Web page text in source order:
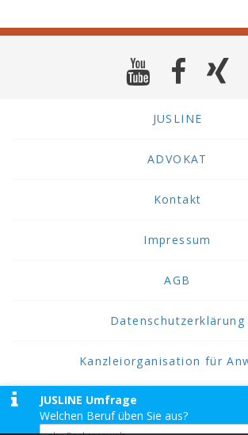
JUSLINE
ADVOKAT
Kontakt
Impressum
AGB
Datenschutzerklärung
Kanzleiorganisation für
JUSLINE® ist eine Marke der
JUSLINE Umfrage
Welchen Beruf üben Sie aus?